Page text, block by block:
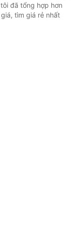
đã tổng hợp hơn
tìm giá rẻ nhất